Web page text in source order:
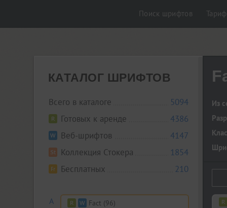
Поиск шрифтов
КАТАЛОГ ШРИФТОВ
Всего в каталоге
5094
Готовых к аренде
4386
Веб-шрифтов
4147
Коллекция Стокера
1854
Бесплатных
210
A
Fact (96)
Из